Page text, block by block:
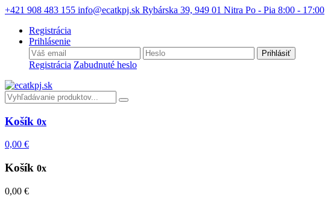
+421 908 483 155 info@ecatkpj.sk Rybárska 39, 949 01 Nitra Po - Pia 8:00 - 17:00
Registrácia
Prihlásenie
Prihlásiť
Registrácia Zabudnuté heslo
Košík 0x
0,00 €
Košík 0x
0,00 €